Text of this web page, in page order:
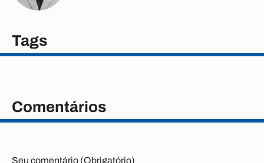
Tags
Comentários
Seu comentário (Obrigatório)